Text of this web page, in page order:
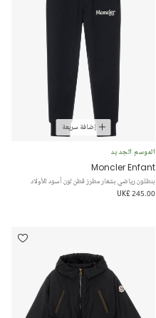
إضافة سريعة
الموسم الجديد
Moncler Enfant
بنطلون رياضي بشعار مطرز قطن لون أسود للأولاد
UK£ 245.00